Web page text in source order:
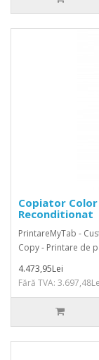
Copiator
Reconditionat
PrintareMyTab -
Copy - Printare de
4.473,95Lei
Fără TVA: